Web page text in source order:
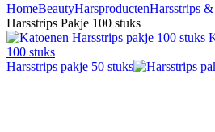
HomeBeautyHarsproductenHarsstrips
Harsstrips Pakje 100 stuks
100 stuks
Harsstrips pakje 50 stuks